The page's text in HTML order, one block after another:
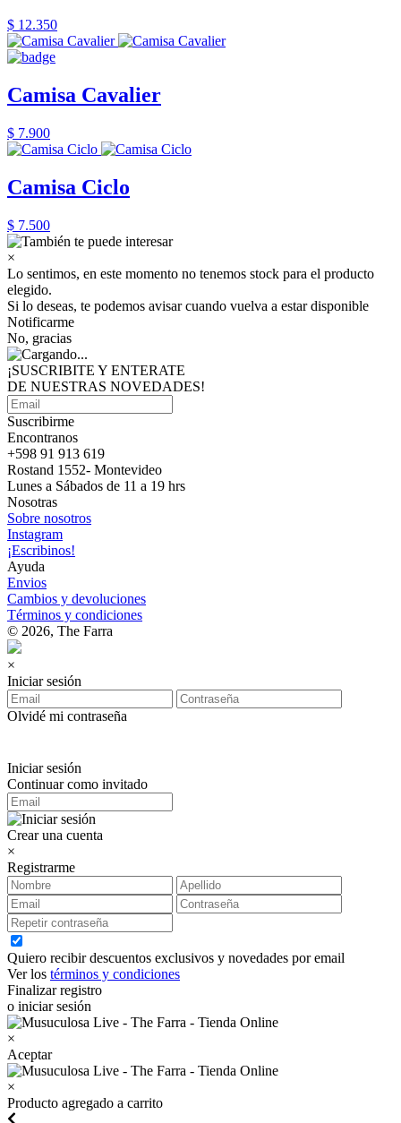
$ 12.350
Camisa Cavalier
$ 7.900
Camisa Ciclo
$ 7.500
×
Lo sentimos, en este momento no tenemos stock para el producto
elegido.
Si lo deseas, te podemos avisar cuando vuelva a estar disponible
Notificarme
No, gracias
¡SUSCRIBITE Y ENTERATE
DE NUESTRAS NOVEDADES!
Suscribirme
Encontranos
+598 91 913 619
Rostand 1552- Montevideo
Lunes a Sábados de 11 a 19 hrs
Nosotras
Sobre nosotros
Instagram
¡Escribinos!
Ayuda
Envios
Cambios y devoluciones
Términos y condiciones
© 2026, The Farra
×
Iniciar sesión
Olvidé mi contraseña
Iniciar sesión
Continuar como invitado
Crear una cuenta
×
Registrarme
Quiero recibir descuentos exclusivos y novedades por email
Ver los términos y condiciones
Finalizar registro
o iniciar sesión
×
Aceptar
×
Producto agregado a carrito